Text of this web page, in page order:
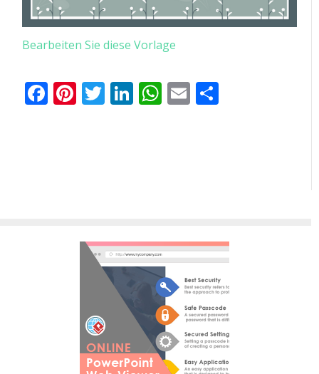
Bearbeiten Sie diese Vorlage
Facebook
Pinterest
Twitter
LinkedIn
WhatsApp
Email